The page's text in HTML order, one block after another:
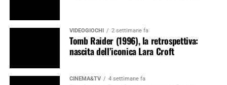
VIDEOGIOCHI 2 settimane fa
Tomb Raider (1996), la retrospettiva:
nascita dell’iconica Lara Croft
CINEMA&TV 4 settimane fa